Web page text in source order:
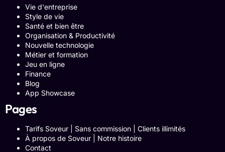
Vie d'entreprise
Style de vie
Santé et bien être
Organisation & Productivité
Nouvelle technologie
Métier et formation
Jeu en ligne
Finance
Blog
App Showcase
Pages
Tarifs Soveur | Sans commission | Clients illimités
À propos de Soveur | Notre histoire
Contact